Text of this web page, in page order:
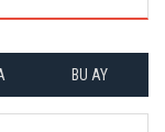
BU AY